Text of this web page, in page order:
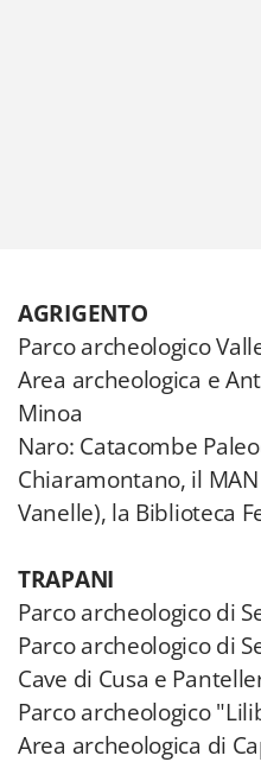
AGRIGENTO
Parco archeologico
Area archeologica e
Minoa
Naro: Catacombe
Chiaramontano, il
Vanelle), la Biblioteca
TRAPANI
Parco archeologico di
Parco archeologico di
Cave di Cusa e
Parco archeologico
Area archeologica di